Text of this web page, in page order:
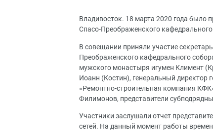
Владивосток. 18 марта 2020 года было
Спасо-Преображенского
В совещании приняли участие
Преображенского кафедрального
мужского монастыря игумен Климент
Иоанн (Костин), генеральный директор
«Ремонтно-строительная компания
Филимонов, представители
Участники заслушали отчет
сетей. На данный момент работы